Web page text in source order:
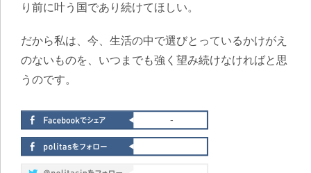
り前に叶う国であり続けてほしい。
だから私は、今、生活の中で選びとっているかけがえ
のないものを、いつまでも強く望み続けなければと思
うのです。
-